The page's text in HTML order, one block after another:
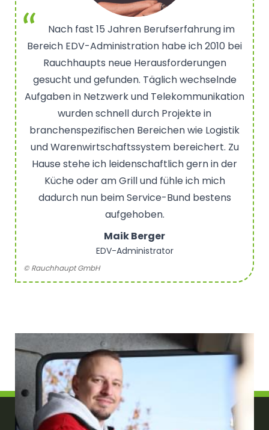
Nach fast 15 Jahren Berufserfahrung im
Bereich EDV-Administration habe ich 2010 bei
Rauchhaupts neue Herausforderungen
gesucht und gefunden. Täglich wechselnde
Aufgaben in Netzwerk und Telekommunikation
wurden schnell durch Projekte in
branchenspezifischen Bereichen wie Logistik
und Warenwirtschaftssystem bereichert. Zu
Hause stehe ich leidenschaftlich gern in der
Küche oder am Grill und fühle ich mich
dadurch nun beim Service-Bund bestens
aufgehoben.
Maik Berger
EDV-Administrator
© Rauchhaupt GmbH